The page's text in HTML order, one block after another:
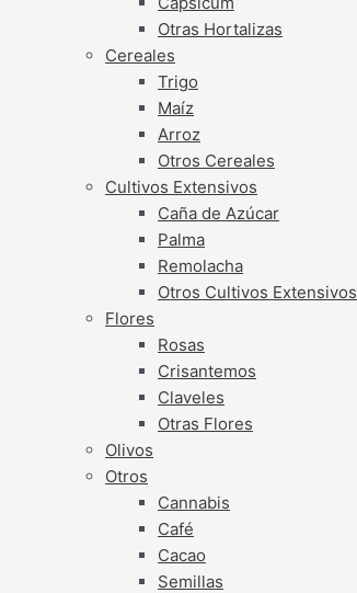
Otras Hortalizas
Cereales
Trigo
Maíz
Arroz
Otros Cereales
Cultivos Extensivos
Caña de Azúcar
Palma
Remolacha
Otros Cultivos Extensivos
Flores
Rosas
Crisantemos
Claveles
Otras Flores
Olivos
Otros
Cannabis
Café
Cacao
Semillas